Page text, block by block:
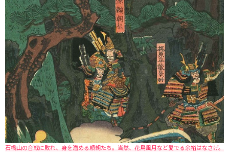
石橋山の合戦に敗れ、身を潜める頼朝たち。当然、花鳥風月など愛でる余裕はなさげ。